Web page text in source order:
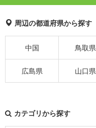
周辺の都道府県から探す
中国 鳥取県
広島県 山口県
カテゴリから探す